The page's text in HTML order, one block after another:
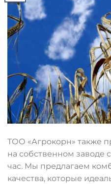
ТОО «Агрокорн» также
на собственном заводе
час. Мы предлагаем
качества, которые